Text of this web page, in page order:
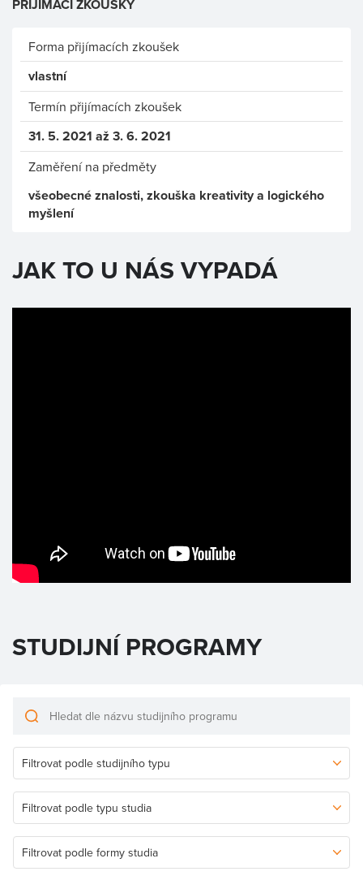
PŘIJÍMACÍ ZKOUŠKY
Forma přijímacích zkoušek
vlastní
Termín přijímacích zkoušek
31. 5. 2021 až 3. 6. 2021
Zaměření na předměty
všeobecné znalosti, zkouška kreativity a logického
myšlení
JAK TO U NÁS VYPADÁ
STUDIJNÍ PROGRAMY